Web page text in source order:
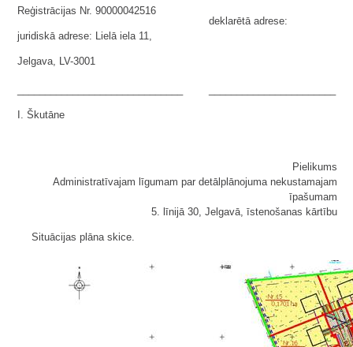
Reģistrācijas Nr. 90000042516
juridiskā adrese: Lielā iela 11,
Jelgava, LV-3001
deklarētā adrese:
I. Škutāne
Pielikums
Administratīvajam līgumam par detālplānojuma nekustamajam
īpašumam
5. līnijā 30, Jelgavā, īstenošanas kārtību
Situācijas plāna skice.